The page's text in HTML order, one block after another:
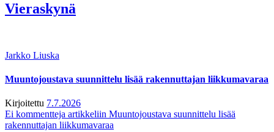
Vieraskynä
Jarkko Liuska
Muuntojoustava suunnittelu lisää rakennuttajan liikkumavaraa
Kirjoitettu 7.7.2026
Ei kommentteja artikkeliin Muuntojoustava suunnittelu lisää
rakennuttajan liikkumavaraa